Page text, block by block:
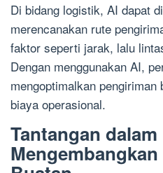
Di bidang logistik, AI dapat
merencanakan rute
faktor seperti jarak, lalu
Dengan menggunakan AI,
mengoptimalkan pengiriman
biaya operasional.
Tantangan dalam